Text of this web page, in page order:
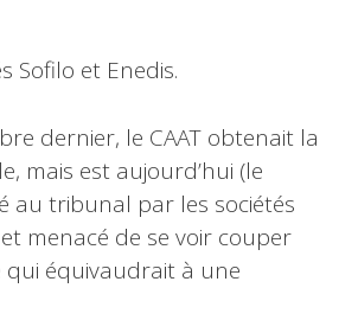
Sofilo et Enedis.
dernier, le CAAT obtenait la
mais est aujourd’hui (le
au tribunal par les sociétés
menacé de se voir couper
qui équivaudrait à une